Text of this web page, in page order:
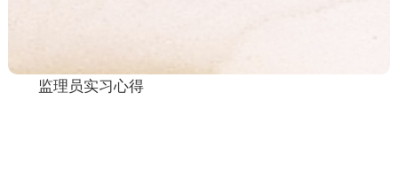
监理员实习心得